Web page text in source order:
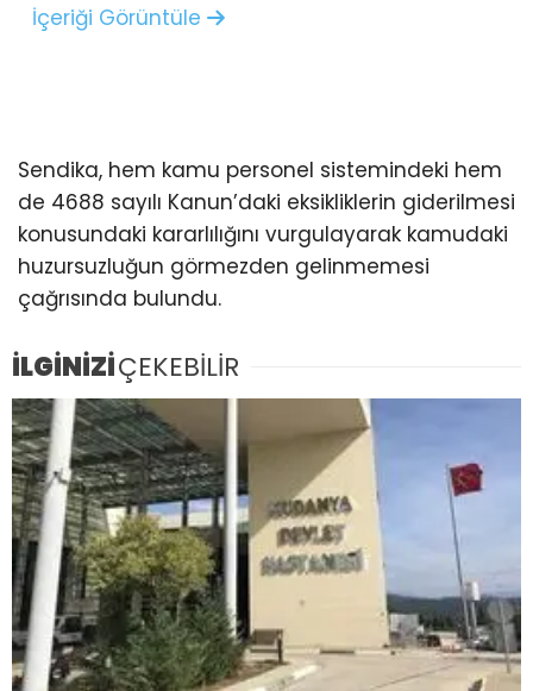
İçeriği Görüntüle
Sendika, hem kamu personel sistemindeki hem
de 4688 sayılı Kanun’daki eksikliklerin giderilmesi
konusundaki kararlılığını vurgulayarak kamudaki
huzursuzluğun görmezden gelinmemesi
çağrısında bulundu.
İLGİNİZİÇEKEBİLİR